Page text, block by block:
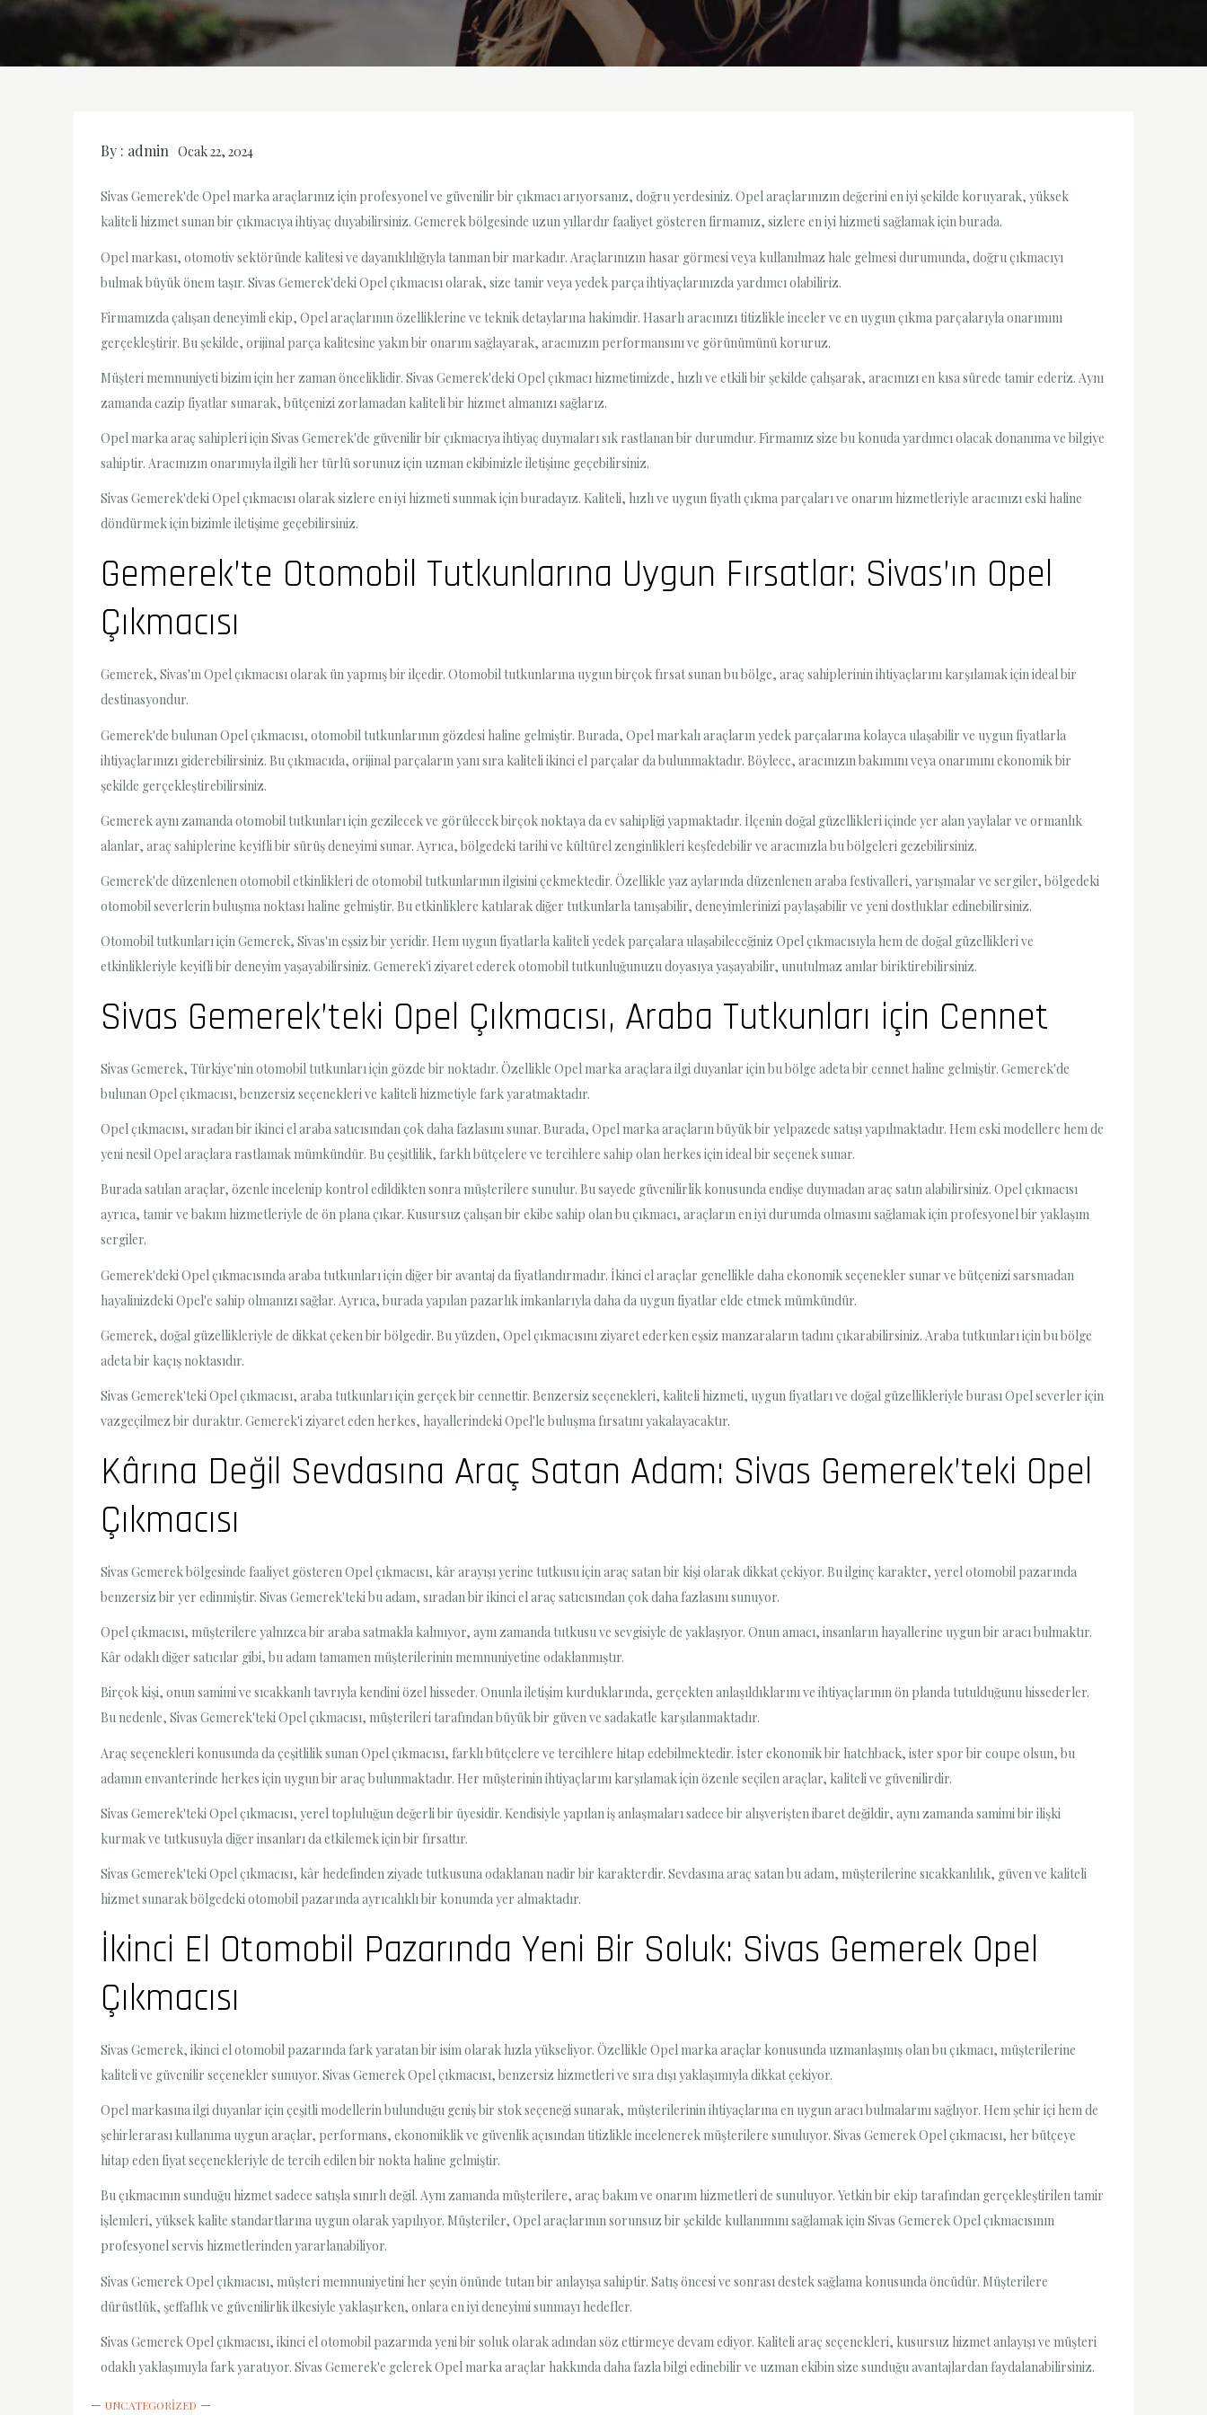
By : admin Ocak 22, 2024
Sivas Gemerek'de Opel marka araçlarınız için profesyonel ve güvenilir bir çıkmacı arıyorsanız, doğru yerdesiniz. Opel araçlarınızın değerini en iyi şekilde koruyarak, yüksek
kaliteli hizmet sunan bir çıkmacıya ihtiyaç duyabilirsiniz. Gemerek bölgesinde uzun yıllardır faaliyet gösteren firmamız, sizlere en iyi hizmeti sağlamak için burada.
Opel markası, otomotiv sektöründe kalitesi ve dayanıklılığıyla tanınan bir markadır. Araçlarınızın hasar görmesi veya kullanılmaz hale gelmesi durumunda, doğru çıkmacıyı
bulmak büyük önem taşır. Sivas Gemerek'deki Opel çıkmacısı olarak, size tamir veya yedek parça ihtiyaçlarınızda yardımcı olabiliriz.
Firmamızda çalışan deneyimli ekip, Opel araçlarının özelliklerine ve teknik detaylarına hakimdir. Hasarlı aracınızı titizlikle inceler ve en uygun çıkma parçalarıyla onarımını
gerçekleştirir. Bu şekilde, orijinal parça kalitesine yakın bir onarım sağlayarak, aracınızın performansını ve görünümünü koruruz.
Müşteri memnuniyeti bizim için her zaman önceliklidir. Sivas Gemerek'deki Opel çıkmacı hizmetimizde, hızlı ve etkili bir şekilde çalışarak, aracınızı en kısa sürede tamir ederiz. Aynı
zamanda cazip fiyatlar sunarak, bütçenizi zorlamadan kaliteli bir hizmet almanızı sağlarız.
Opel marka araç sahipleri için Sivas Gemerek'de güvenilir bir çıkmacıya ihtiyaç duymaları sık rastlanan bir durumdur. Firmamız size bu konuda yardımcı olacak donanıma ve bilgiye
sahiptir. Aracınızın onarımıyla ilgili her türlü sorunuz için uzman ekibimizle iletişime geçebilirsiniz.
Sivas Gemerek'deki Opel çıkmacısı olarak sizlere en iyi hizmeti sunmak için buradayız. Kaliteli, hızlı ve uygun fiyatlı çıkma parçaları ve onarım hizmetleriyle aracınızı eski haline
döndürmek için bizimle iletişime geçebilirsiniz.
Gemerek’te Otomobil Tutkunlarına Uygun Fırsatlar: Sivas’ın Opel
Çıkmacısı
Gemerek, Sivas'ın Opel çıkmacısı olarak ün yapmış bir ilçedir. Otomobil tutkunlarına uygun birçok fırsat sunan bu bölge, araç sahiplerinin ihtiyaçlarını karşılamak için ideal bir
destinasyondur.
Gemerek'de bulunan Opel çıkmacısı, otomobil tutkunlarının gözdesi haline gelmiştir. Burada, Opel markalı araçların yedek parçalarına kolayca ulaşabilir ve uygun fiyatlarla
ihtiyaçlarınızı giderebilirsiniz. Bu çıkmacıda, orijinal parçaların yanı sıra kaliteli ikinci el parçalar da bulunmaktadır. Böylece, aracınızın bakımını veya onarımını ekonomik bir
şekilde gerçekleştirebilirsiniz.
Gemerek aynı zamanda otomobil tutkunları için gezilecek ve görülecek birçok noktaya da ev sahipliği yapmaktadır. İlçenin doğal güzellikleri içinde yer alan yaylalar ve ormanlık
alanlar, araç sahiplerine keyifli bir sürüş deneyimi sunar. Ayrıca, bölgedeki tarihi ve kültürel zenginlikleri keşfedebilir ve aracınızla bu bölgeleri gezebilirsiniz.
Gemerek'de düzenlenen otomobil etkinlikleri de otomobil tutkunlarının ilgisini çekmektedir. Özellikle yaz aylarında düzenlenen araba festivalleri, yarışmalar ve sergiler, bölgedeki
otomobil severlerin buluşma noktası haline gelmiştir. Bu etkinliklere katılarak diğer tutkunlarla tanışabilir, deneyimlerinizi paylaşabilir ve yeni dostluklar edinebilirsiniz.
Otomobil tutkunları için Gemerek, Sivas'ın eşsiz bir yeridir. Hem uygun fiyatlarla kaliteli yedek parçalara ulaşabileceğiniz Opel çıkmacısıyla hem de doğal güzellikleri ve
etkinlikleriyle keyifli bir deneyim yaşayabilirsiniz. Gemerek'i ziyaret ederek otomobil tutkunluğunuzu doyasıya yaşayabilir, unutulmaz anılar biriktirebilirsiniz.
Sivas Gemerek’teki Opel Çıkmacısı, Araba Tutkunları için Cennet
Sivas Gemerek, Türkiye'nin otomobil tutkunları için gözde bir noktadır. Özellikle Opel marka araçlara ilgi duyanlar için bu bölge adeta bir cennet haline gelmiştir. Gemerek'de
bulunan Opel çıkmacısı, benzersiz seçenekleri ve kaliteli hizmetiyle fark yaratmaktadır.
Opel çıkmacısı, sıradan bir ikinci el araba satıcısından çok daha fazlasını sunar. Burada, Opel marka araçların büyük bir yelpazede satışı yapılmaktadır. Hem eski modellere hem de
yeni nesil Opel araçlara rastlamak mümkündür. Bu çeşitlilik, farklı bütçelere ve tercihlere sahip olan herkes için ideal bir seçenek sunar.
Burada satılan araçlar, özenle incelenip kontrol edildikten sonra müşterilere sunulur. Bu sayede güvenilirlik konusunda endişe duymadan araç satın alabilirsiniz. Opel çıkmacısı
ayrıca, tamir ve bakım hizmetleriyle de ön plana çıkar. Kusursuz çalışan bir ekibe sahip olan bu çıkmacı, araçların en iyi durumda olmasını sağlamak için profesyonel bir yaklaşım
sergiler.
Gemerek'deki Opel çıkmacısında araba tutkunları için diğer bir avantaj da fiyatlandırmadır. İkinci el araçlar genellikle daha ekonomik seçenekler sunar ve bütçenizi sarsmadan
hayalinizdeki Opel'e sahip olmanızı sağlar. Ayrıca, burada yapılan pazarlık imkanlarıyla daha da uygun fiyatlar elde etmek mümkündür.
Gemerek, doğal güzellikleriyle de dikkat çeken bir bölgedir. Bu yüzden, Opel çıkmacısını ziyaret ederken eşsiz manzaraların tadını çıkarabilirsiniz. Araba tutkunları için bu bölge
adeta bir kaçış noktasıdır.
Sivas Gemerek'teki Opel çıkmacısı, araba tutkunları için gerçek bir cennettir. Benzersiz seçenekleri, kaliteli hizmeti, uygun fiyatları ve doğal güzellikleriyle burası Opel severler için
vazgeçilmez bir duraktır. Gemerek'i ziyaret eden herkes, hayallerindeki Opel'le buluşma fırsatını yakalayacaktır.
Kârına Değil Sevdasına Araç Satan Adam: Sivas Gemerek’teki Opel
Çıkmacısı
Sivas Gemerek bölgesinde faaliyet gösteren Opel çıkmacısı, kâr arayışı yerine tutkusu için araç satan bir kişi olarak dikkat çekiyor. Bu ilginç karakter, yerel otomobil pazarında
benzersiz bir yer edinmiştir. Sivas Gemerek'teki bu adam, sıradan bir ikinci el araç satıcısından çok daha fazlasını sunuyor.
Opel çıkmacısı, müşterilere yalnızca bir araba satmakla kalmıyor, aynı zamanda tutkusu ve sevgisiyle de yaklaşıyor. Onun amacı, insanların hayallerine uygun bir aracı bulmaktır.
Kâr odaklı diğer satıcılar gibi, bu adam tamamen müşterilerinin memnuniyetine odaklanmıştır.
Birçok kişi, onun samimi ve sıcakkanlı tavrıyla kendini özel hisseder. Onunla iletişim kurduklarında, gerçekten anlaşıldıklarını ve ihtiyaçlarının ön planda tutulduğunu hissederler.
Bu nedenle, Sivas Gemerek'teki Opel çıkmacısı, müşterileri tarafından büyük bir güven ve sadakatle karşılanmaktadır.
Araç seçenekleri konusunda da çeşitlilik sunan Opel çıkmacısı, farklı bütçelere ve tercihlere hitap edebilmektedir. İster ekonomik bir hatchback, ister spor bir coupe olsun, bu
adamın envanterinde herkes için uygun bir araç bulunmaktadır. Her müşterinin ihtiyaçlarını karşılamak için özenle seçilen araçlar, kaliteli ve güvenilirdir.
Sivas Gemerek'teki Opel çıkmacısı, yerel topluluğun değerli bir üyesidir. Kendisiyle yapılan iş anlaşmaları sadece bir alışverişten ibaret değildir, aynı zamanda samimi bir ilişki
kurmak ve tutkusuyla diğer insanları da etkilemek için bir fırsattır.
Sivas Gemerek'teki Opel çıkmacısı, kâr hedefinden ziyade tutkusuna odaklanan nadir bir karakterdir. Sevdasına araç satan bu adam, müşterilerine sıcakkanlılık, güven ve kaliteli
hizmet sunarak bölgedeki otomobil pazarında ayrıcalıklı bir konumda yer almaktadır.
İkinci El Otomobil Pazarında Yeni Bir Soluk: Sivas Gemerek Opel
Çıkmacısı
Sivas Gemerek, ikinci el otomobil pazarında fark yaratan bir isim olarak hızla yükseliyor. Özellikle Opel marka araçlar konusunda uzmanlaşmış olan bu çıkmacı, müşterilerine
kaliteli ve güvenilir seçenekler sunuyor. Sivas Gemerek Opel çıkmacısı, benzersiz hizmetleri ve sıra dışı yaklaşımıyla dikkat çekiyor.
Opel markasına ilgi duyanlar için çeşitli modellerin bulunduğu geniş bir stok seçeneği sunarak, müşterilerinin ihtiyaçlarına en uygun aracı bulmalarını sağlıyor. Hem şehir içi hem de
şehirlerarası kullanıma uygun araçlar, performans, ekonomiklik ve güvenlik açısından titizlikle incelenerek müşterilere sunuluyor. Sivas Gemerek Opel çıkmacısı, her bütçeye
hitap eden fiyat seçenekleriyle de tercih edilen bir nokta haline gelmiştir.
Bu çıkmacının sunduğu hizmet sadece satışla sınırlı değil. Aynı zamanda müşterilere, araç bakım ve onarım hizmetleri de sunuluyor. Yetkin bir ekip tarafından gerçekleştirilen tamir
işlemleri, yüksek kalite standartlarına uygun olarak yapılıyor. Müşteriler, Opel araçlarının sorunsuz bir şekilde kullanımını sağlamak için Sivas Gemerek Opel çıkmacısının
profesyonel servis hizmetlerinden yararlanabiliyor.
Sivas Gemerek Opel çıkmacısı, müşteri memnuniyetini her şeyin önünde tutan bir anlayışa sahiptir. Satış öncesi ve sonrası destek sağlama konusunda öncüdür. Müşterilere
dürüstlük, şeffaflık ve güvenilirlik ilkesiyle yaklaşırken, onlara en iyi deneyimi sunmayı hedefler.
Sivas Gemerek Opel çıkmacısı, ikinci el otomobil pazarında yeni bir soluk olarak adından söz ettirmeye devam ediyor. Kaliteli araç seçenekleri, kusursuz hizmet anlayışı ve müşteri
odaklı yaklaşımıyla fark yaratıyor. Sivas Gemerek'e gelerek Opel marka araçlar hakkında daha fazla bilgi edinebilir ve uzman ekibin size sunduğu avantajlardan faydalanabilirsiniz.
UNCATEGORIZED